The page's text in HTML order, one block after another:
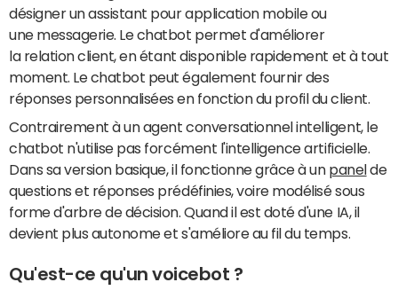
désigner un assistant pour application mobile ou
une messagerie. Le chatbot permet d'améliorer
la relation client, en étant disponible rapidement et à tout
moment. Le chatbot peut également fournir des
réponses personnalisées en fonction du profil du client.
Contrairement à un agent conversationnel intelligent, le
chatbot n'utilise pas forcément l'intelligence artificielle.
Dans sa version basique, il fonctionne grâce à un panel de
questions et réponses prédéfinies, voire modélisé sous
forme d'arbre de décision. Quand il est doté d'une IA, il
devient plus autonome et s'améliore au fil du temps.
Qu'est-ce qu'un voicebot ?